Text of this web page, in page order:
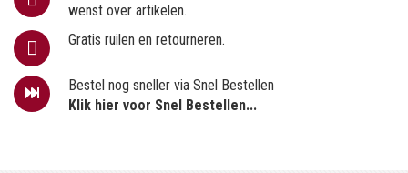
wenst over artikelen.
Gratis ruilen en retourneren.
Bestel nog sneller via Snel Bestellen
Klik hier voor Snel Bestellen...